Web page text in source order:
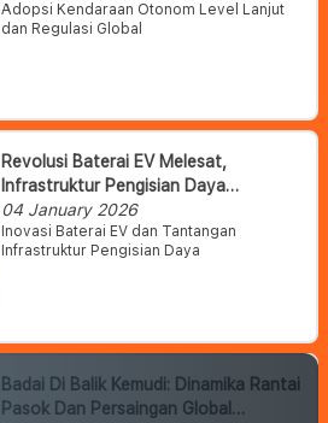
Adopsi Kendaraan Otonom Level Lanjut
dan Regulasi Global
Revolusi Baterai EV Melesat,
Infrastruktur Pengisian Daya
Menghadang
04 January 2026
Inovasi Baterai EV dan Tantangan
Infrastruktur Pengisian Daya
Badai Di Balik Kemudi: Dinamika Rantai
Pasok Dan Persaingan Global